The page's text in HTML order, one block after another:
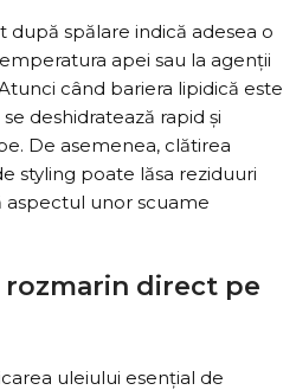
spălare indică adesea o
apei sau la agenții
când bariera lipidică este
deshidratează rapid și
De asemenea, clătirea
styling poate lăsa reziduuri
aspectul unor scuame
direct pe
uleiului esențial de